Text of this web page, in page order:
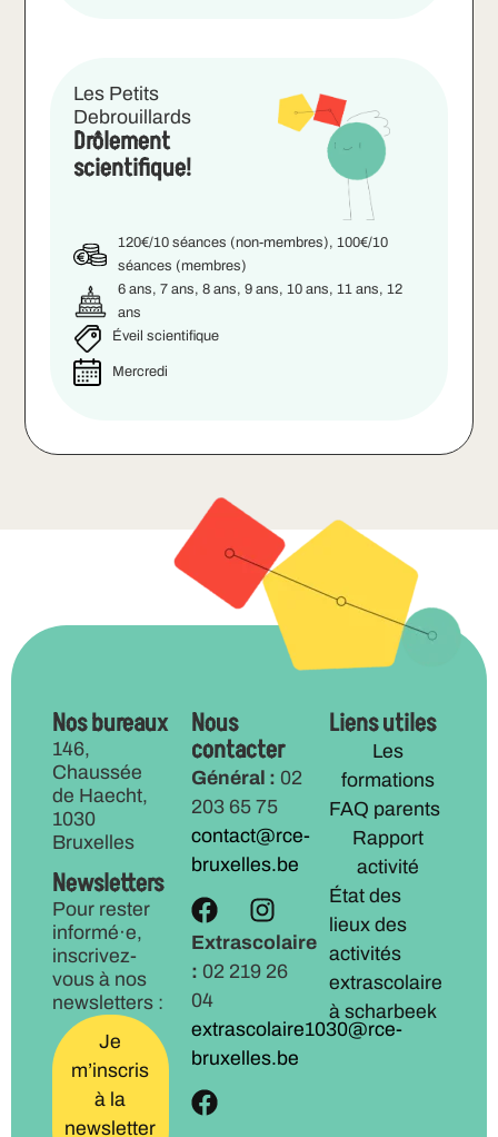
Les Petits
Debrouillards
Drôlement
scientifique!
120€/10 séances (non-membres), 100€/10
séances (membres)
6 ans, 7 ans, 8 ans, 9 ans, 10 ans, 11 ans, 12
ans
Éveil scientifique
Mercredi
Nos bureaux
146,
Chaussée
de Haecht,
1030
Bruxelles
Newsletters
Pour rester
informé·e,
inscrivez-
vous à nos
newsletters :
Je
m’inscris
à la
newsletter
Nous
contacter
Général : 02
203 65 75
contact@rce-
bruxelles.be
Extrascolaire
: 02 219 26
04
extrascolaire1030@rce-
bruxelles.be
Liens utiles
Les
formations
FAQ parents
Rapport
activité
État des
lieux des
activités
extrascolaire
à scharbeek